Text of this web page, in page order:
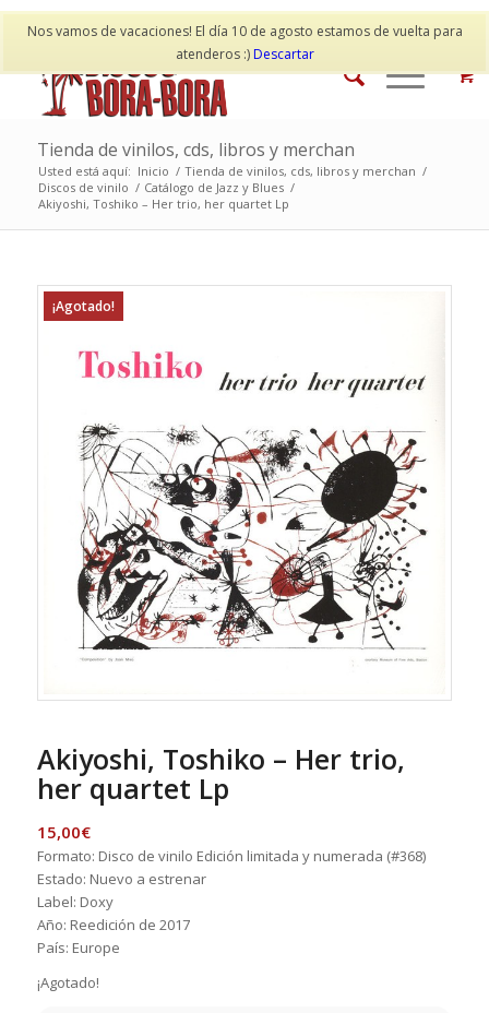
Nos vamos de vacaciones! El día 10 de agosto estamos de vuelta para
atenderos :)Descartar
Mi cuenta Contacto
Tienda de vinilos, cds, libros y merchan
Usted está aquí: Inicio / Tienda de vinilos, cds, libros y merchan /
Discos de vinilo / Catálogo de Jazz y Blues /
Akiyoshi, Toshiko – Her trio, her quartet Lp
¡Agotado!
Akiyoshi, Toshiko – Her trio,
her quartet Lp
15,00€
Formato: Disco de vinilo Edición limitada y numerada (#368)
Estado: Nuevo a estrenar
Label: Doxy
Año: Reedición de 2017
País: Europe
¡Agotado!